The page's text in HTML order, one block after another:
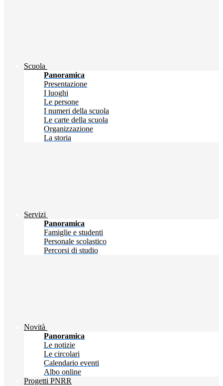
Scuola
Panoramica
Presentazione
I luoghi
Le persone
I numeri della scuola
Le carte della scuola
Organizzazione
La storia
Servizi
Panoramica
Famiglie e studenti
Personale scolastico
Percorsi di studio
Novità
Panoramica
Le notizie
Le circolari
Calendario eventi
Albo online
Progetti PNRR